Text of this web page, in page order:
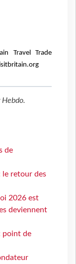
Travel Trade
Hebdo.
de
le retour des
2026 est
deviennent
point de